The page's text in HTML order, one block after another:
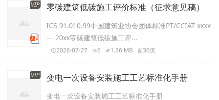
VIP 零碳建筑低碳施工评价标准（征求意见稿）
ICS 91.010.99中国建筑业协会团体标准PT/CCIAT xxxx
— 20xx零碳建筑低碳施工评...
2026-07-27 6 1.36 MB 30页
VIP 变电一次设备安装施工工艺标准化手册
变电一次设备安装施工工艺标准化手册